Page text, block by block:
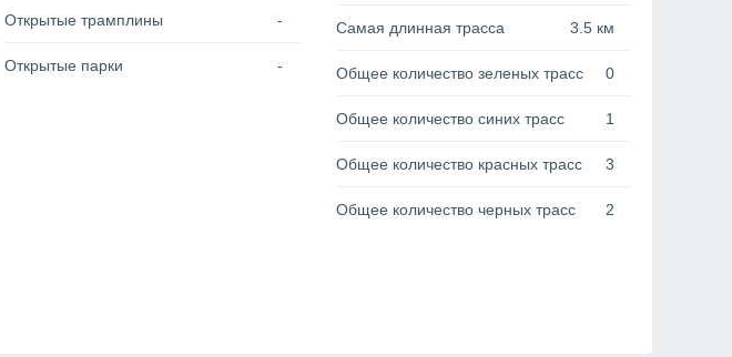
Открытые трамплины -
Открытые парки -
Самая длинная трасса 3.5 км
Общее количество зеленых трасс 0
Общее количество синих трасс 1
Общее количество красных трасс 3
Общее количество черных трасс 2